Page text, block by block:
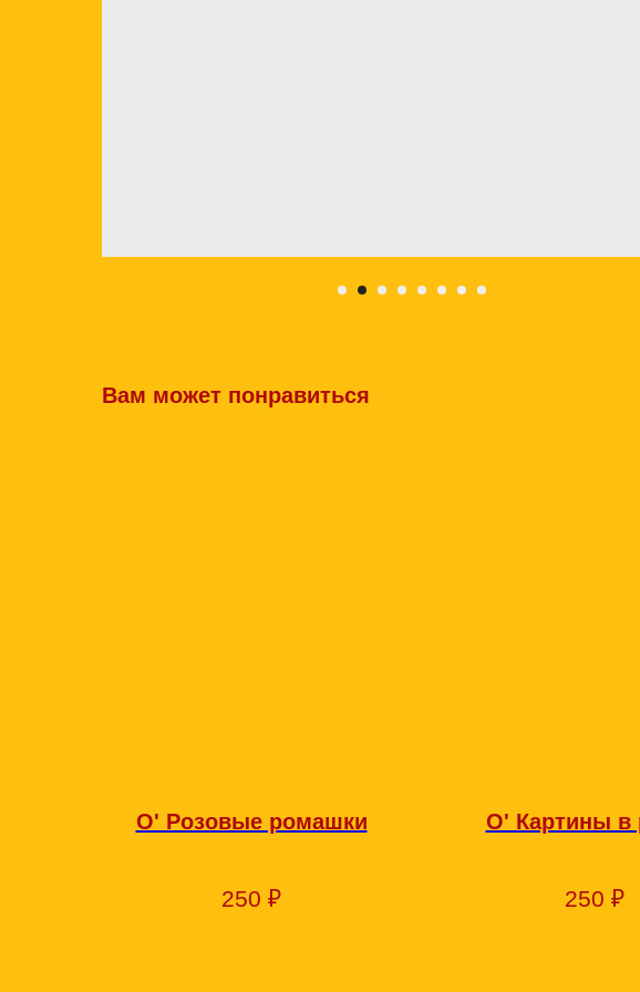
Вам может понравиться
О' Розовые ромашки
250 ₽
О' Картины в
250 ₽